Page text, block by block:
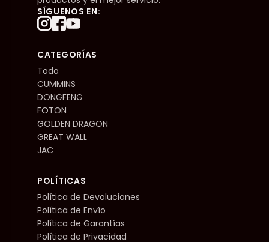
SÍGUENOS EN:
CATEGORÍAS
Todo
CUMMINS
DONGFENG
FOTON
GOLDEN DRAGON
GREAT WALL
JAC
POLÍTICAS
Política de Devoluciones
Política de Envío
Política de Garantías
Política de Privacidad